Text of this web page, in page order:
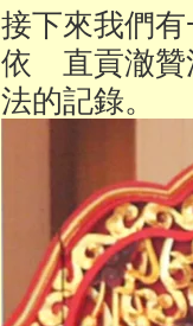
接下來我們
依 直貢澈贊
法的記錄。